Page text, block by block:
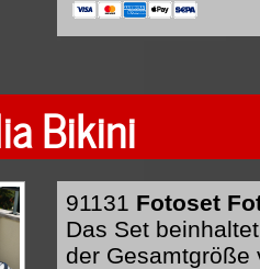
Bikini
91131 Fotoset
Das Set
der Gesamtgröße